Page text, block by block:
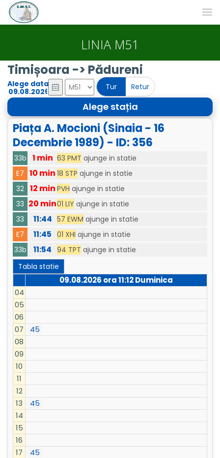
LINIA M51
Timișoara -> Pădureni
Alege data Tur Retur
Alege stația
Piața A. Mocioni (Sinaia - 16
Decembrie 1989) - ID: 356
33b 1 min 63 PMT ajunge in statie
E7 10 min 18 STP ajunge in statie
32 12 min PVH ajunge in statie
33 20 min01 LIY ajunge in statie
33
11:44 57 EWM ajunge in statie
E7
11:45 01 XHI ajunge in statie
33b
11:54 94 TPT ajunge in statie
Tabla statie
09.08.2026 ora11:12Duminica
04
05
06
07
45
08
09
10
11
12
13
45
14
15
16
17
45